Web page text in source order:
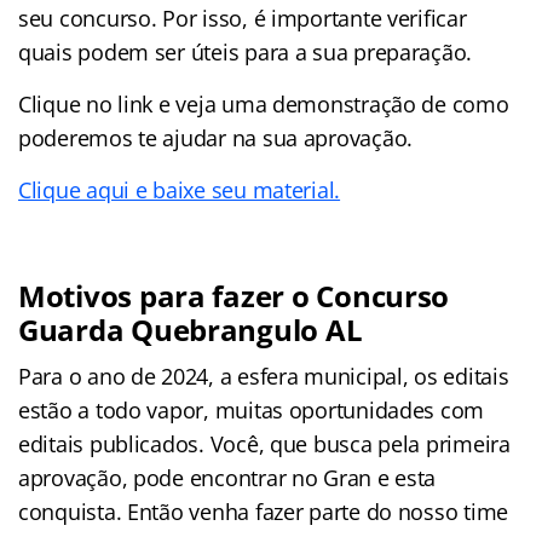
seu concurso. Por isso, é importante verificar
quais podem ser úteis para a sua preparação.
Clique no link e veja uma demonstração de como
poderemos te ajudar na sua aprovação.
Clique aqui e baixe seu material.
Motivos para fazer o Concurso
Guarda Quebrangulo AL
Para o ano de 2024, a esfera municipal, os editais
estão a todo vapor, muitas oportunidades com
editais publicados. Você, que busca pela primeira
aprovação, pode encontrar no Gran e esta
conquista. Então venha fazer parte do nosso time